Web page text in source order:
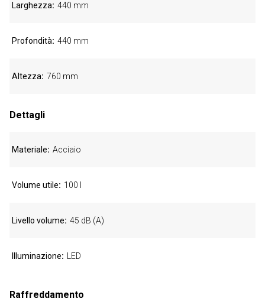
Larghezza 440 mm
Profondità 440 mm
Altezza 760 mm
Dettagli
Materiale Acciaio
Volume utile 100 l
Livello volume 45 dB (A)
Illuminazione LED
Raffreddamento